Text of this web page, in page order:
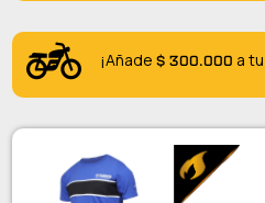
¡Añade $300.000 a